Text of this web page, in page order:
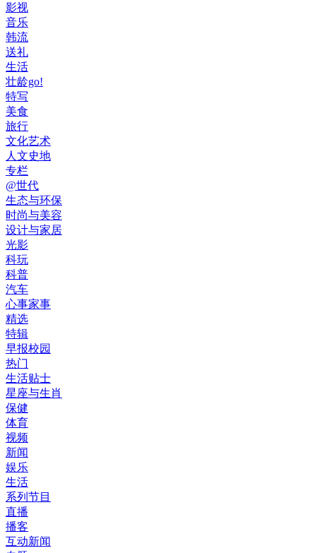
影视
音乐
韩流
送礼
生活
壮龄go!
特写
美食
旅行
文化艺术
人文史地
专栏
@世代
生态与环保
时尚与美容
设计与家居
光影
科玩
科普
汽车
心事家事
精选
特辑
早报校园
热门
生活贴士
星座与生肖
保健
体育
视频
新闻
娱乐
生活
系列节目
直播
播客
互动新闻